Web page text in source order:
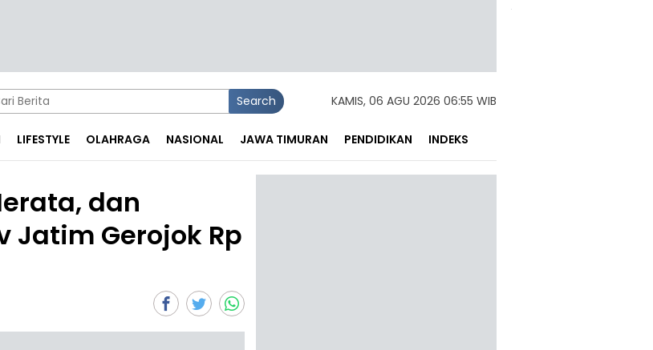
Search KAMIS, 06 AGU 2026 06:55 WIB
LIFESTYLE OLAHRAGA NASIONAL JAWA TIMURAN PENDIDIKAN INDEKS
dan
Jatim Gerojok Rp